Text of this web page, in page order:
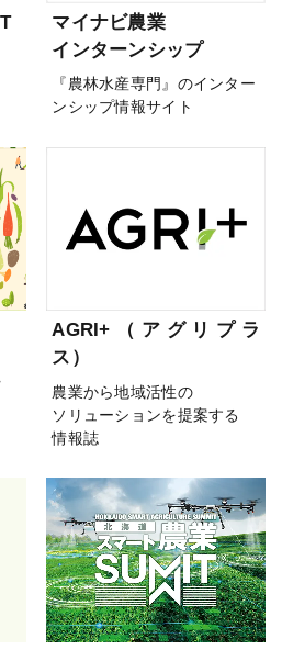
マイナビ農業
インターンシップ
『農林水産専門』のインター
ンシップ情報サイト
AGRI+（アグリプラ
ス）
農業から地域活性の
ソリューションを提案する
情報誌